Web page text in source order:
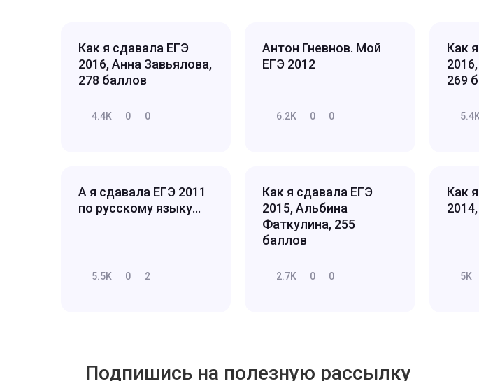
Как я сдавала ЕГЭ
2016, Анна Завьялова,
278 баллов
4.4K 0 0
Антон Гневнов. Мой
ЕГЭ 2012
6.2K 0 0
Как
269
А я сдавала ЕГЭ 2011
по русскому языку...
5.5K 0 2
Как я сдавала ЕГЭ
2015, Альбина
Фаткулина, 255
баллов
2.7K 0 0
Как
5K
Подпишись на полезную рассылку